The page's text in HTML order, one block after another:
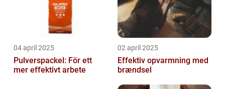
04 april 2025
Pulverspackel: För ett
mer effektivt arbete
02 april 2025
Effektiv opvarmning med
brændsel